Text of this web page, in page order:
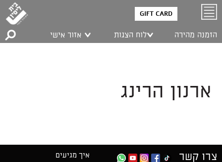
GIFT CARD
הזמנה מהירה לוח הצגות אזור אישי
ארנון הרינג
צרו קשר
איך מגיעים